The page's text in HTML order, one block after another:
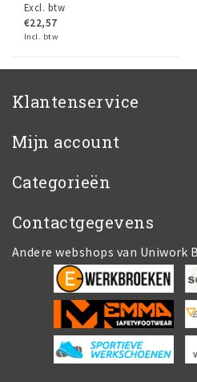
Excl. btw
€22,57
Incl. btw
Klantenservice
Mijn account
Categorieën
Contactgegevens
Andere webshops van Uniwork